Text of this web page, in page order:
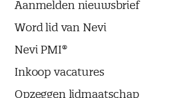
Aanmelden nieuwsbrief
Word lid van Nevi
Nevi PMI®
Inkoop vacatures
Opzeggen lidmaatschap